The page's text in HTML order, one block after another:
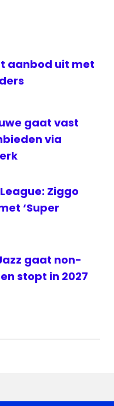
aanbod uit met
gaat vast
via
Ziggo
‘Super
gaat non-
stopt in 2027